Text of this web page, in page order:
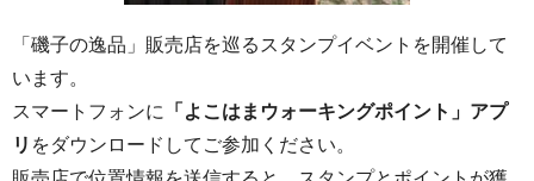
「磯子の逸品」販売店を巡るスタンプイベントを開催して
います。
スマートフォンに
「よこはまウォーキングポイント」アプ
リ をダウンロードしてご参加ください。